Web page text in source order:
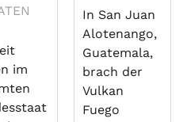
im
In San Juan
Alotenango,
Guatemala,
brach der
Vulkan
Fuego